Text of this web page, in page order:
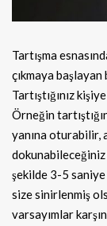
Tartışma
çıkmaya
Tartıştığınız
Örneğin
yanına oturabilir,
dokunabileceğiniz
şekilde 3-5 saniye
size sinirlenmiş
varsayımlar